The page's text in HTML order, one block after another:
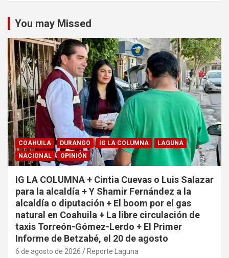
You may Missed
COAHUILA DURANGO IG LA COLUMNA
LAGUNA
NACIONAL
OPINIÓN
IG LA COLUMNA + Cintia Cuevas o Luis Salazar
para la alcaldía + Y Shamir Fernández a la
alcaldía o diputación + El boom por el gas
natural en Coahuila + La libre circulación de
taxis Torreón-Gómez-Lerdo + El Primer
Informe de Betzabé, el 20 de agosto
6 de agosto de 2026 Reporte Laguna